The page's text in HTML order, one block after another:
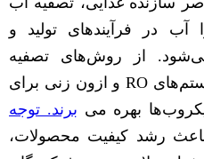
آب در فرآیندهای تولید و
از روش‌های تصفیه
همانند فیلترهای شنی، سیستم‌های RO و ازون زنی برای
بهره می‌ برند. توجه
رشد کیفیت محصولات،